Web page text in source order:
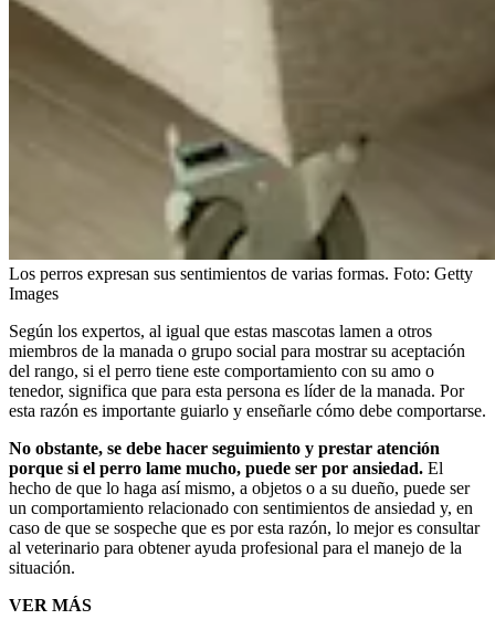
Los perros expresan sus sentimientos de varias formas. Foto: Getty
Images
Según los expertos, al igual que estas mascotas lamen a otros
miembros de la manada o grupo social para mostrar su aceptación
del rango, si el perro tiene este comportamiento con su amo o
tenedor, significa que para esta persona es líder de la manada. Por
esta razón es importante guiarlo y enseñarle cómo debe comportarse.
No obstante, se debe hacer seguimiento y prestar atención
porque si el perro lame mucho, puede ser por ansiedad. El
hecho de que lo haga así mismo, a objetos o a su dueño, puede ser
un comportamiento relacionado con sentimientos de ansiedad y, en
caso de que se sospeche que es por esta razón, lo mejor es consultar
al veterinario para obtener ayuda profesional para el manejo de la
situación.
VER MÁS